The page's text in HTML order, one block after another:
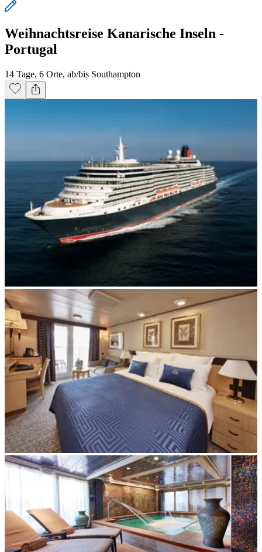
Weihnachtsreise Kanarische Inseln -
Portugal
14 Tage, 6 Orte, ab/bis Southampton